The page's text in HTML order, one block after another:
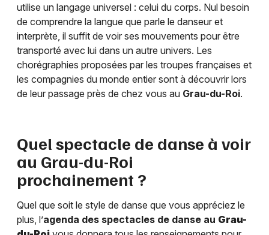
utilise un langage universel : celui du corps. Nul besoin
de comprendre la langue que parle le danseur et
interprète, il suffit de voir ses mouvements pour être
transporté avec lui dans un autre univers. Les
chorégraphies proposées par les troupes françaises et
les compagnies du monde entier sont à découvrir lors
de leur passage près de chez vous au Grau-du-Roi.
Quel spectacle de danse à voir
au Grau-du-Roi
prochainement ?
Quel que soit le style de danse que vous appréciez le
plus, l’agenda des spectacles de danse au Grau-